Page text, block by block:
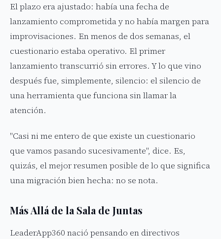
El plazo era ajustado: había una fecha de
lanzamiento comprometida y no había margen para
improvisaciones. En menos de dos semanas, el
cuestionario estaba operativo. El primer
lanzamiento transcurrió sin errores. Y lo que vino
después fue, simplemente, silencio: el silencio de
una herramienta que funciona sin llamar la
atención.
"Casi ni me entero de que existe un cuestionario
que vamos pasando sucesivamente", dice. Es,
quizás, el mejor resumen posible de lo que significa
una migración bien hecha: no se nota.
Más Allá de la Sala de Juntas
LeaderApp360 nació pensando en directivos